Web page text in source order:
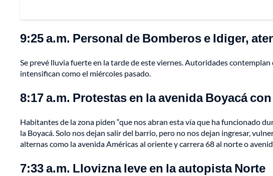
9:25 a.m. Personal de Bomberos e Idiger,
Se prevé lluvia fuerte en la tarde de este viernes. Autoridades
intensifican como el miércoles pasado.
8:17 a.m. Protestas en la avenida Boyacá
Habitantes de la zona piden “que nos abran esta vía que ha funcionado
la Boyacá. Solo nos dejan salir del barrio, pero no nos dejan ingresar,
alternas como la avenida Américas al oriente y carrera 68 al norte o
7:33 a.m. Llovizna leve en la autopista Norte